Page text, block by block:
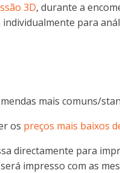
3D, durante a
para
mais comuns/
os preços mais baixos
directamente para
impresso com as